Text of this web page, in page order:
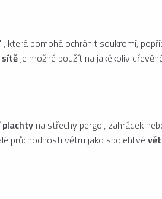
která pomohá ochránit soukromí,
je možné použít na jakékoliv
na střechy pergol, zahrádek
průchodnosti větru jako spolehlivé